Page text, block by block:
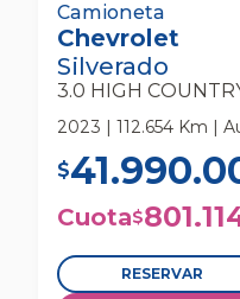
Chevrolet
4p Camioneta
Camioneta
Chevrolet
Silverado
3.0 HIGH
2023 | 112.654 Km |
$
Cuota$
RESERVAR